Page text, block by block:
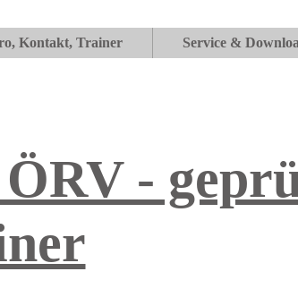
-
Kontakt, Trainer Service &